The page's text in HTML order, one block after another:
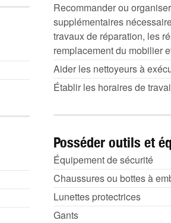
Recommander ou
supplémentaires
travaux de réparation, les
remplacement du mobilier
Aider les nettoyeurs à
Établir les horaires de
Posséder outils et
Équipement de sécurité
Chaussures ou bottes à
Lunettes protectrices
Gants